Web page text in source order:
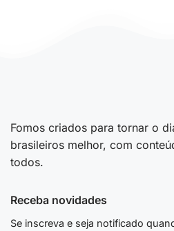
Fomos criados para tornar o
brasileiros melhor, com
todos.
Receba novidades
Se inscreva e seja notificado